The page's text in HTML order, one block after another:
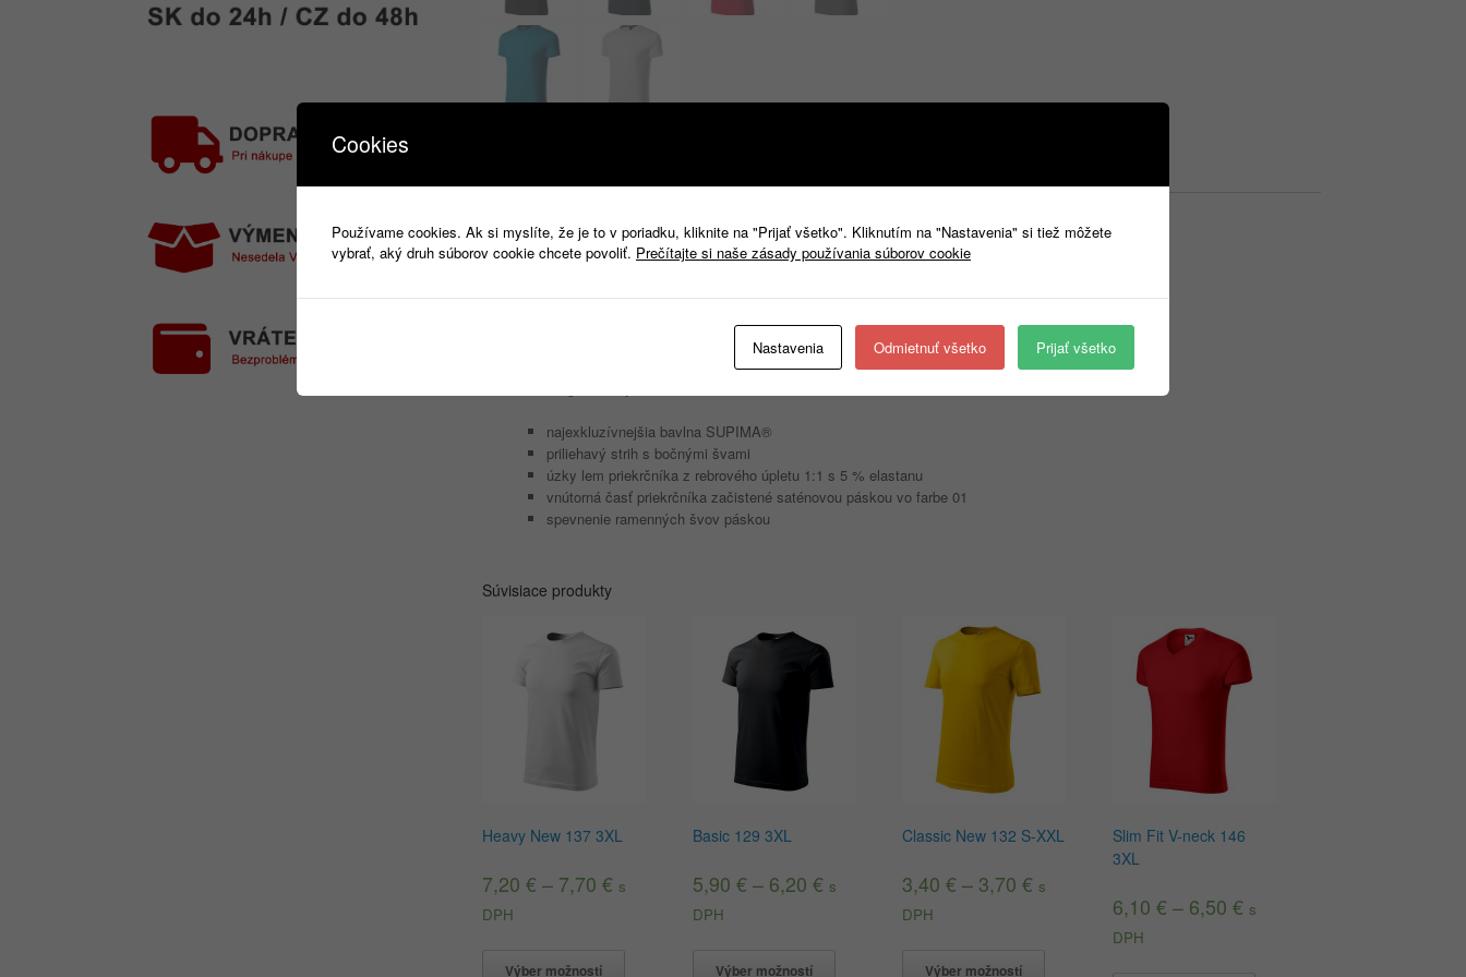
Popis
Exclusive153
najexkluzívnejšia bavlna SUPIMA®
priliehavý strih s bočnými švami
úzky lem priekrčníka z rebrového úpletu 1:1 s 5 % elastanu
vnútorná časť priekrčníka začistené saténovou páskou vo farbe 01
spevnenie ramenných švov páskou
Súvisiace produkty
Heavy New 137 3XL
7,20€ – 7,70€ s
DPH
Výber možností
Basic 129 3XL
5,90 €– 6,20 € s
DPH
Výber možností
Classic New 132 S-XXL
3,40€ – 3,70€ s
DPH
Výber možností
Slim Fit V-neck 146
3XL
6,10 €– 6,50 € s
DPH
Cookies
Používame cookies. Ak si myslíte, že je to v poriadku, kliknite na "Prijať všetko". Kliknutím na "Nastavenia" si tiež môžete
vybrať, aký druh súborov cookie chcete povoliť. Prečítajte si naše zásady používania súborov cookie
Nastavenia Odmietnuť všetko Prijať všetko